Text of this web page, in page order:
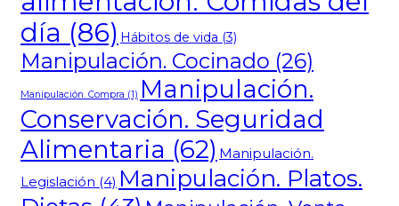
día (86) Hábitos de vida (3)
Manipulación. Cocinado (26)
Manipulación. Compra (1) Manipulación.
Conservación. Seguridad
Alimentaria (62) Manipulación.
Legislación (4) Manipulación. Platos.